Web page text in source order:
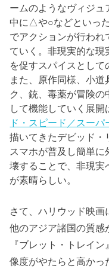
ームのようなヴィジュ
中に△や○などといっ
でアクションが行われ
ていく。非現実的な現
を促すスパイスとして
また、原作同様、小
ク、銃、毒薬が冒険の
して機能していく展開
ド・スピード／スーパ
描いてきたデビッド・
スマホが普及し簡単
壊することで、非現実
が素晴らしい。
さて、ハリウッド映
他のアジア諸国の質感
『ブレット・トレイ
像度がやたらと高かっ